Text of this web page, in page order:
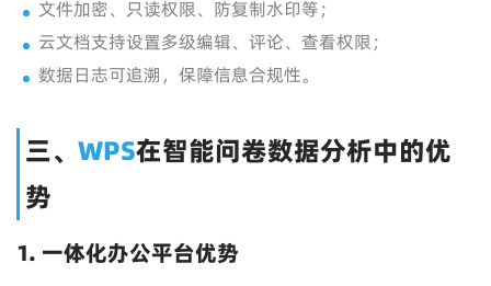
文件加密、只读权限、防复制水印等；
云文档支持设置多级编辑、评论、查看权限；
数据日志可追溯，保障信息合规性。
三、 WPS在智能问卷数据分析中的优
势
1. 一体化办公平台优势